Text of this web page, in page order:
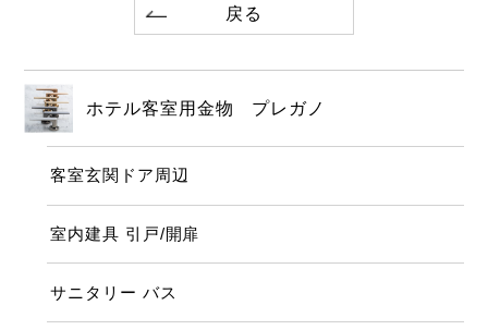
戻る
ホテル客室用金物 プレガノ
客室玄関ドア周辺
室内建具 引戸/開扉
サニタリー バス